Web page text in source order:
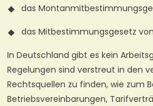
das
das Mitbestimmungsgesetz von
In Deutschland gibt es kein
Regelungen sind verstreut in den
Rechtsquellen zu finden, wie zum
Betriebsvereinbarungen,